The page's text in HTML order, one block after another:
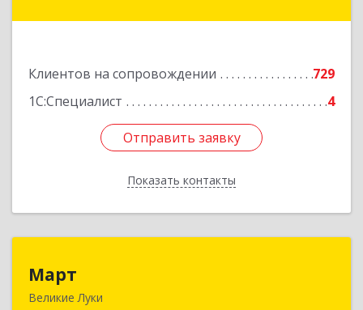
Клиентов на сопровождении
729
1С:Специалист
4
Отправить заявку
Показать контакты
Отправить заявку
Назад
Март
Великие Луки182113, Псковская обл, Великие Луки г,